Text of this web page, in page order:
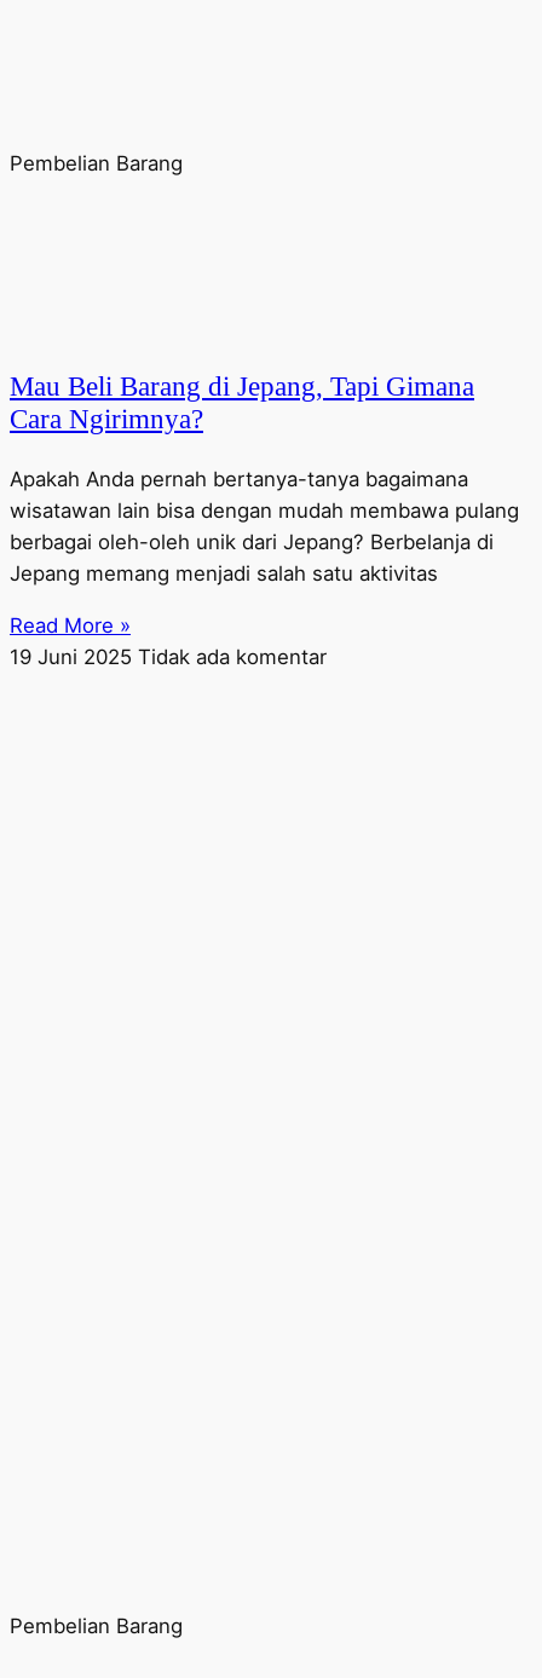
Pembelian Barang
Mau Beli Barang di Jepang, Tapi Gimana
Cara Ngirimnya?
Apakah Anda pernah bertanya-tanya bagaimana
wisatawan lain bisa dengan mudah membawa pulang
berbagai oleh-oleh unik dari Jepang? Berbelanja di
Jepang memang menjadi salah satu aktivitas
Read More »
19 Juni 2025 Tidak ada komentar
Pembelian Barang